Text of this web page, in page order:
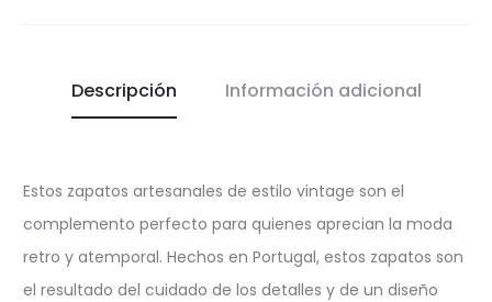
Descripción Información adicional
Estos zapatos artesanales de estilo vintage son el
complemento perfecto para quienes aprecian la moda
retro y atemporal. Hechos en Portugal, estos zapatos son
el resultado del cuidado de los detalles y de un diseño